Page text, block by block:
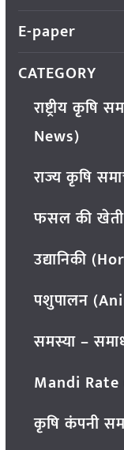
E-paper
CATEGORY
राष्ट्रीय
News)
राज्य कृषि
फसल की
उद्यानिकी
पशुपालन
समस्या –
Mandi Rate
कृषि कंपनी